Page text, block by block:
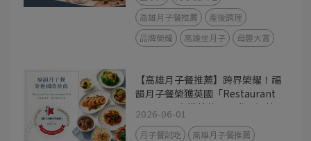
高雄月子餐推薦
產後調理
品牌榮耀
高雄坐月子 母嬰大賞
【高雄月子餐推薦】跨界榮耀！福
韻月子餐榮獲英國「Restaurant
Guru」國際推薦獎，用世界級美
味守護產後媽咪
2026-06-01
月子餐試吃
高雄月子餐推薦